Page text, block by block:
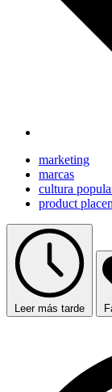
marketing
marcas
cultura
product
Leer más tarde